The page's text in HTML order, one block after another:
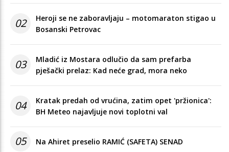
02
Heroji se ne zaboravljaju – motomaraton stigao u
Bosanski Petrovac
03
Mladić iz Mostara odlučio da sam prefarba
pješački prelaz: Kad neće grad, mora neko
04
Kratak predah od vrućina, zatim opet 'pržionica':
BH Meteo najavljuje novi toplotni val
05 Na Ahiret preselio RAMIĆ (SAFETA) SENAD